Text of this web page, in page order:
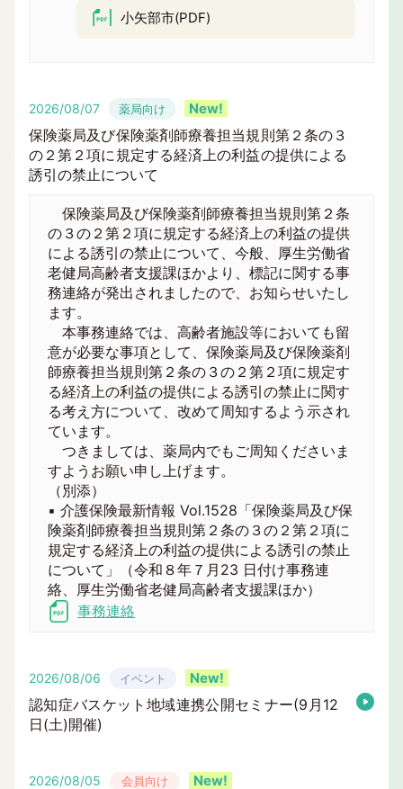
小矢部市(PDF)
2026/08/07 薬局向け
保険薬局及び保険薬剤師療養担当規則第２条の３
の２第２項に規定する経済上の利益の提供による
誘引の禁止について
保険薬局及び保険薬剤師療養担当規則第２条
の３の２第２項に規定する経済上の利益の提供
による誘引の禁止について、今般、厚生労働省
老健局高齢者支援課ほかより、標記に関する事
務連絡が発出されましたので、お知らせいたし
ます。
本事務連絡では、高齢者施設等においても留
意が必要な事項として、保険薬局及び保険薬剤
師療養担当規則第２条の３の２第２項に規定す
る経済上の利益の提供による誘引の禁止に関す
る考え方について、改めて周知するよう示され
ています。
つきましては、薬局内でもご周知くださいま
すようお願い申し上げます。
（別添）
▪ 介護保険最新情報 Vol.1528「保険薬局及び保
険薬剤師療養担当規則第２条の３の２第２項に
規定する経済上の利益の提供による誘引の禁止
について」（令和８年７月23 日付け事務連
絡、厚生労働省老健局高齢者支援課ほか）
事務連絡
2026/08/06 イベント
認知症バスケット地域連携公開セミナー(9月12
日(土)開催)
2026/08/05 会員向け